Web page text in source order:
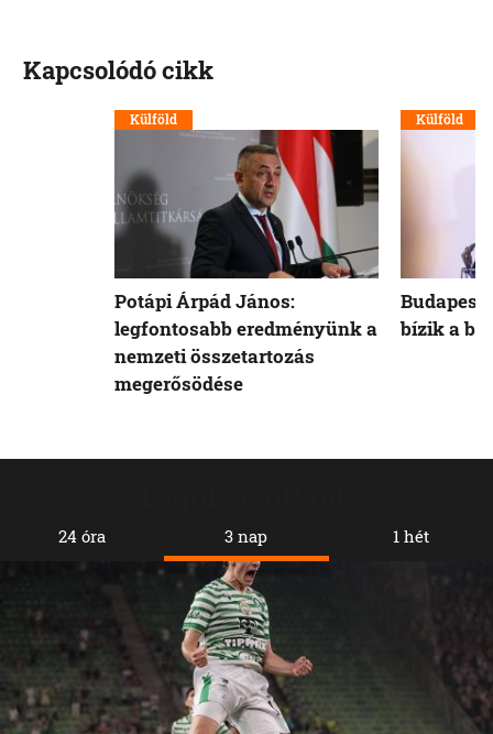
24 óra 3 nap 1 hét
Kapcsolódó cikk
Külföld
Potápi Árpád János:
legfontosabb eredményünk a
nemzeti összetartozás
megerősödése
Külföld
Budapest
bízik a